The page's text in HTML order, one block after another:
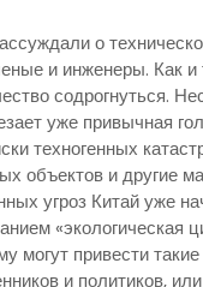
о
и инженеры. Как
содрогнуться.
уже привычная
техногенных
объектов и другие
угроз Китай уже
«экологическая
могут привести
и политиков,